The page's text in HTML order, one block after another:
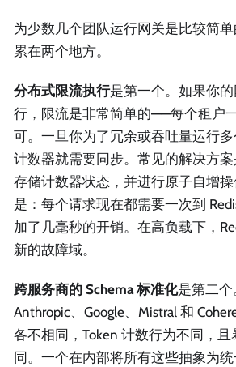
为少数几个团队运行网关是比较简
累在两个地方。
分布式限流执行是第一个。如果你
行，限流是非常简单的——每个租户
可。一旦你为了冗余或吞吐量运行
计数器就需要同步。常见的解决方案
存储计数器状态，并进行原子自增
是：每个请求现在都需要一次到
加了几毫秒的开销。在高负载下，
新的故障域。
跨服务商的 Schema 标准化是第二个
Anthropic、Google、Mistral 和
各不相同，Token 计数行为不同，
同。一个在内部将所有这些抽象为